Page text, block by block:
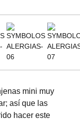
mini muy
así que las
hacer este